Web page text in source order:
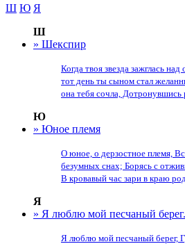
Ш Ю Я
Ш
» Шекспир
Когда твоя звезда зажглась
тот день ты сыном стал
она тебя сочла, Дотронувшись
Ю
» Юное племя
О юное, о дерзостное племя,
безумных снах; Борясь с
В кровавый час зари в краю
Я
» Я люблю мой песчаный
Я люблю мой песчаный берег,